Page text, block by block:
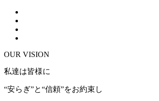
OUR VISION
私達は皆様に
“安らぎ”と“信頼”をお約束し